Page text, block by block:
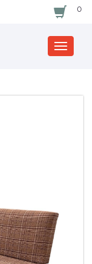
0
Zobrazit
nabidku